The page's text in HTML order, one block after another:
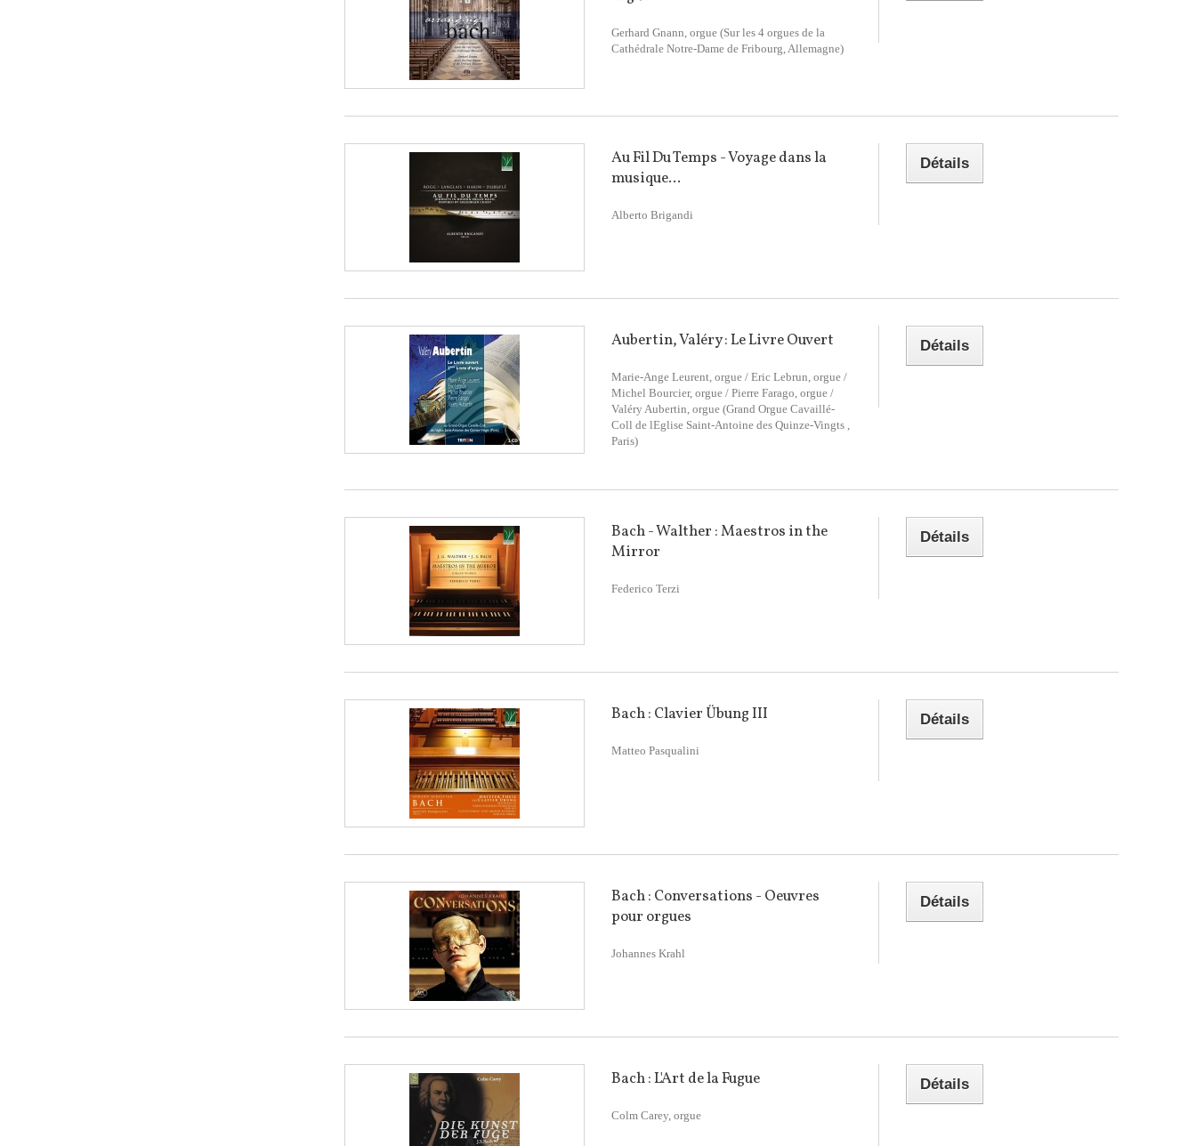
Gerhard Gnann, orgue (Sur les 4 orgues de la
Cathédrale Notre-Dame de Fribourg, Allemagne)
Au Fil Du Temps - Voyage dans la
musique...
Alberto Brigandi
Détails
Aubertin, Valéry : Le Livre Ouvert
Marie-Ange Leurent, orgue / Eric Lebrun, orgue /
Michel Bourcier, orgue / Pierre Farago, orgue /
Valéry Aubertin, orgue (Grand Orgue Cavaillé-
Coll de lEglise Saint-Antoine des Quinze-Vingts ,
Paris)
Détails
Bach - Walther : Maestros in the
Mirror
Federico Terzi
Détails
Bach : Clavier Übung III
Matteo Pasqualini
Détails
Bach : Conversations - Oeuvres
pour orgues
Johannes Krahl
Détails
Bach : L'Art de la Fugue
Colm Carey, orgue
Détails